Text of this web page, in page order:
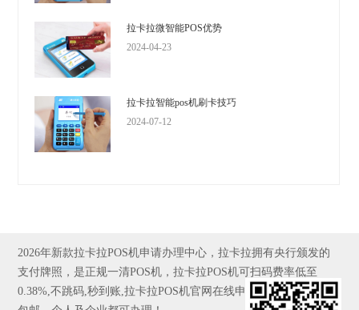
拉卡拉微智能POS优势
2024-04-23
拉卡拉智能pos机刷卡技巧
2024-07-12
2026年新款拉卡拉POS机申请办理中心，拉卡拉拥有央行颁发的
支付牌照，是正规一清POS机，拉卡拉POS机可扫码费率低至
0.38%,不跳码,秒到账,拉卡拉POS机官网在线申请,全国发货，京东